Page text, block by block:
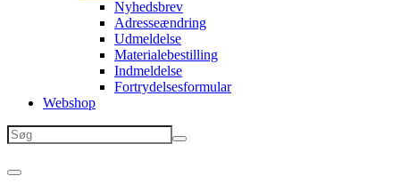
Nyhedsbrev
Adresseændring
Udmeldelse
Materialebestilling
Indmeldelse
Fortrydelsesformular
Webshop